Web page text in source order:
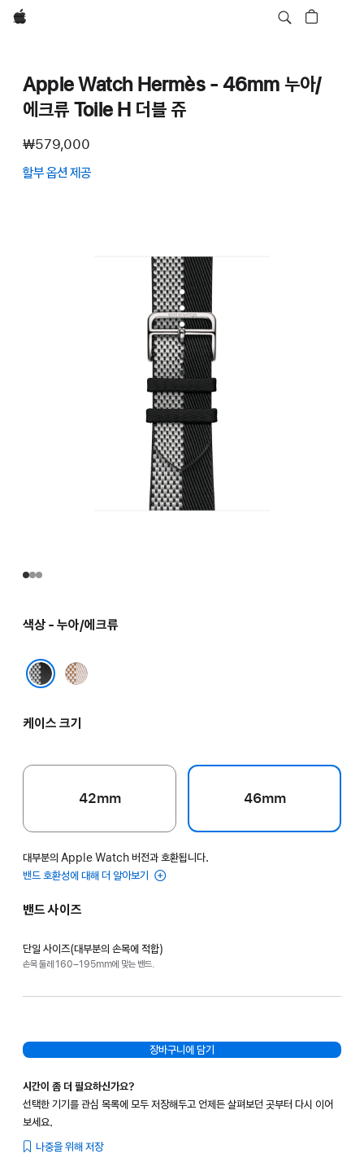
Apple
Apple Watch Hermès - 46mm 누아/
에크류 Toile H 더블 쥬
₩579,000
할부 옵션 제공
색상 - 누아/에크류
에크류/
케이스 크기
42mm 46mm
대부분의 Apple Watch 버전과 호환됩니다.
밴드 호환성에 대해 더 알아보기
밴드 사이즈
단일 사이즈(대부분의 손목에 적합)
손목 둘레 160–195mm에 맞는 밴드.
장바구니에 담기
시간이 좀 더 필요하신가요?
선택한 기기를 관심 목록에 모두 저장해두고 언제든 살펴보던 곳부터 다시 이어
보세요.
나중을 위해 저장